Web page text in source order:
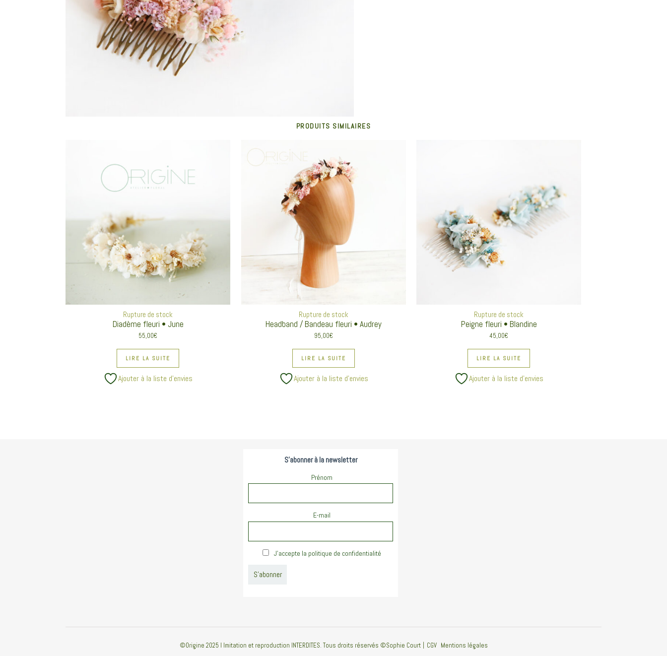
PRODUITS SIMILAIRES
Rupture de stock
Diadème fleuri • June
55,00€
LIRE LA SUITE
Ajouter à la liste d’envies
Rupture de stock
Headband / Bandeau fleuri • Audrey
95,00€
LIRE LA SUITE
Ajouter à la liste d’envies
Rupture de stock
Peigne fleuri • Blandine
45,00€
LIRE LA SUITE
Ajouter à la liste d’envies
S'abonner à la newsletter
Prénom
E-mail
J'accepte la politique de confidentialité
©Origine 2025 I Imitation et reproduction INTERDITES. Tous droits réservés ©Sophie Court CGV Mentions légales